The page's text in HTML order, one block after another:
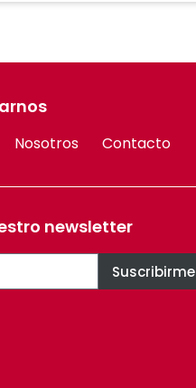
Nosotros Contacto
newsletter
Suscribirme